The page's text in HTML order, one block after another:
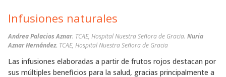
Infusiones naturales
Andrea Palacios Aznar. TCAE, Hospital Nuestra Señora de Gracia. Nuria
Aznar Hernández. TCAE, Hospital Nuestra Señora de Gracia
Las infusiones elaboradas a partir de frutos rojos destacan por
sus múltiples beneficios para la salud, gracias principalmente a